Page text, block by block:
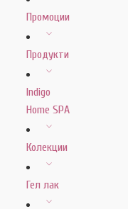
Промоции
Продукти
Indigo
Home SPA
Колекции
Гел лак